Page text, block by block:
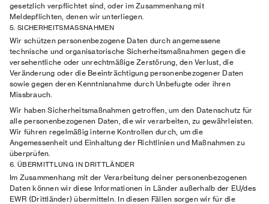
gesetzlich verpflichtet sind, oder im Zusammenhang mit
Meldepflichten, denen wir unterliegen.
5. SICHERHEITSMASSNAHMEN
Wir schützen personenbezogene Daten durch angemessene
technische und organisatorische Sicherheitsmaßnahmen gegen die
versehentliche oder unrechtmäßige Zerstörung, den Verlust, die
Veränderung oder die Beeinträchtigung personenbezogener Daten
sowie gegen deren Kenntnisnahme durch Unbefugte oder ihren
Missbrauch.
Wir haben Sicherheitsmaßnahmen getroffen, um den Datenschutz für
alle personenbezogenen Daten, die wir verarbeiten, zu gewährleisten.
Wir führen regelmäßig interne Kontrollen durch, um die
Angemessenheit und Einhaltung der Richtlinien und Maßnahmen zu
überprüfen.
6. ÜBERMITTLUNG IN DRITTLÄNDER
Im Zusammenhang mit der Verarbeitung deiner personenbezogenen
Daten können wir diese Informationen in Länder außerhalb der EU/des
EWR (Drittländer) übermitteln. In diesen Fällen sorgen wir für die